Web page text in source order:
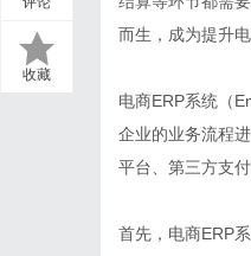
收藏
而生，成为提升
电商ERP系统（
企业的业务流程
平台、第三方支
首先，电商ERP